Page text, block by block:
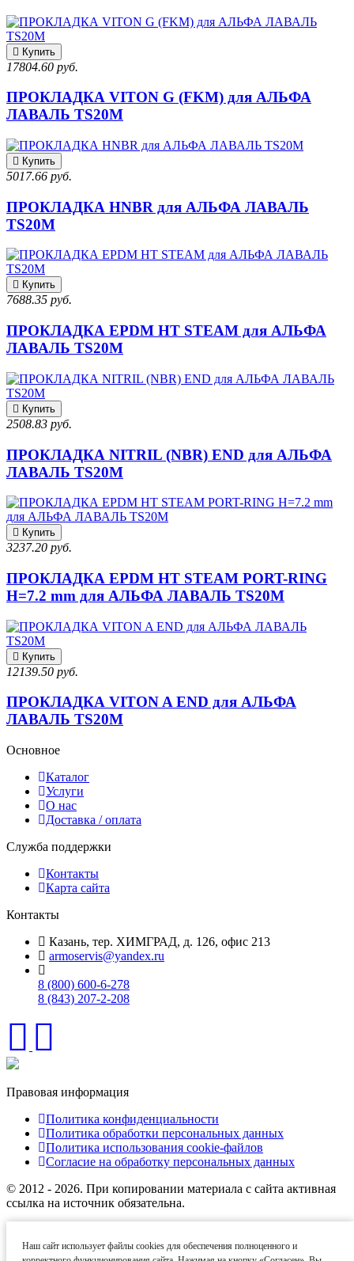
Купить
17804.60 руб.
ПРОКЛАДКА VITON G (FKM) для АЛЬФА
ЛАВАЛЬ TS20M
Купить
5017.66 руб.
ПРОКЛАДКА HNBR для АЛЬФА ЛАВАЛЬ
TS20M
Купить
7688.35 руб.
ПРОКЛАДКА EPDM HT STEAM для АЛЬФА
ЛАВАЛЬ TS20M
Купить
2508.83 руб.
ПРОКЛАДКА NITRIL (NBR) END для АЛЬФА
ЛАВАЛЬ TS20M
Купить
3237.20 руб.
ПРОКЛАДКА EPDM HT STEAM PORT-RING
H=7.2 mm для АЛЬФА ЛАВАЛЬ TS20M
Купить
12139.50 руб.
ПРОКЛАДКА VITON A END для АЛЬФА
ЛАВАЛЬ TS20M
Наш сайт использует файлы cookies для обеспечения полноценного и
Основное
Каталог
Услуги
О нас
Доставка / оплата
Служба поддержки
Контакты
Карта сайта
Контакты
Казань, тер. ХИМГРАД, д. 126, офис 213
armoservis@yandex.ru
8 (800) 600-6-278
8 (843) 207-2-208
Правовая информация
Политика конфиденциальности
Политика обработки персональных данных
Политика использования cookie-файлов
Согласие на обработку персональных данных
© 2012 - 2026. При копировании материала с сайта активная
ссылка на источник обязательна.
используются на сайте исключительно в информационных